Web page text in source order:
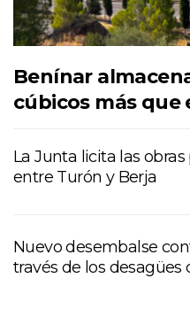
Benínar
cúbicos más que
La Junta licita las
entre Turón y Berja
Nuevo desembalse
través de los desagües